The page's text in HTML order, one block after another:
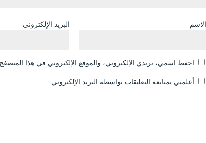
الاسم البريد الإلكتروني
احفظ اسمي، بريدي الإلكتروني، والموقع الإلكتروني في هذا
أعلمني بمتابعة التعليقات بواسطة البريد الإلكتروني.